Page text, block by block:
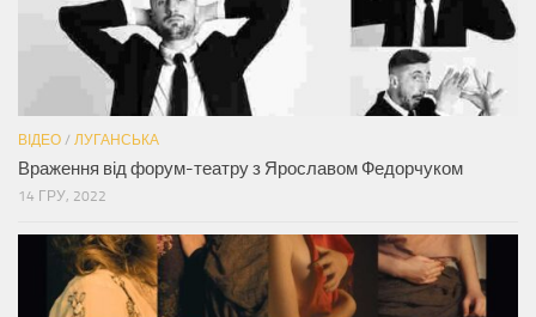
ВІДЕО / ЛУГАНСЬКА
Враження від форум-театру з Ярославом Федорчуком
14 ГРУ, 2022